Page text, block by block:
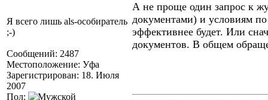
Я всего лишь als-особиратель
;-)
Сообщений: 2487
Местоположение: Уфа
Зарегистрирован: 18. Июля
2007
Пол:
А не проще один запрос к
документами) и условиям
эффективнее будет. Или
документов. В общем